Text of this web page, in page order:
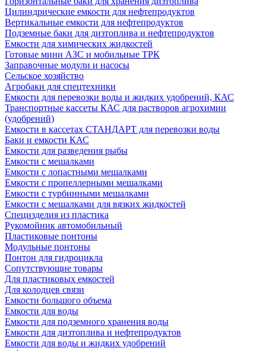
Цилиндрические емкости для нефтепродуктов
Вертикальные емкости для нефтепродуктов
Подземные баки для дизтоплива и нефтепродуктов
Емкости для химических жидкостей
Готовые мини АЗС и мобильные ТРК
Заправочные модули и насосы
Сельское хозяйство
Агробаки для спецтехники
Емкости для перевозки воды и жидких удобрений, КАС
Транспортные кассеты КАС для растворов агрохимии
(удобрений)
Емкости в кассетах СТАНДАРТ для перевозки воды
Баки и емкости КАС
Емкости для разведения рыбы
Емкости с мешалками
Емкости с лопастными мешалками
Емкости с пропеллерными мешалками
Емкости с турбинными мешалками
Емкости с мешалками для вязких жидкостей
Специзделия из пластика
Рукомойник автомобильный
Пластиковые понтоны
Модульные понтоны
Понтон для гидроцикла
Сопутствующие товары
Для пластиковых емкостей
Для колодцев связи
Емкости большого объема
Емкости для воды
Емкости для подземного хранения воды
Емкости для дизтоплива и нефтепродуктов
Емкости для воды и жидких удобрений